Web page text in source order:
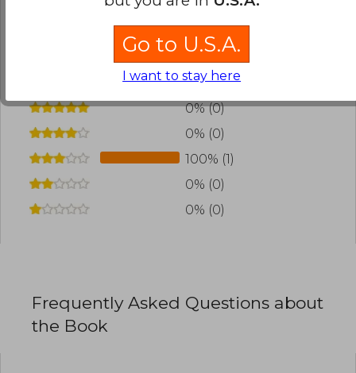
This review is useful 0 It is not useful
Have you read this book? Loginto add your
0% (0)
0% (0)
100% (1)
0% (0)
0% (0)
Frequently Asked Questions about
the Book
Go to U.S.A.
I want to stay here